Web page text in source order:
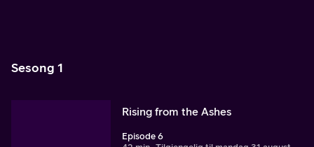
Sesong 1
Rising from the Ashes
Episode 6